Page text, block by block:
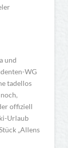
und
WG
tadellos
offiziell
Urlaub
„Allens